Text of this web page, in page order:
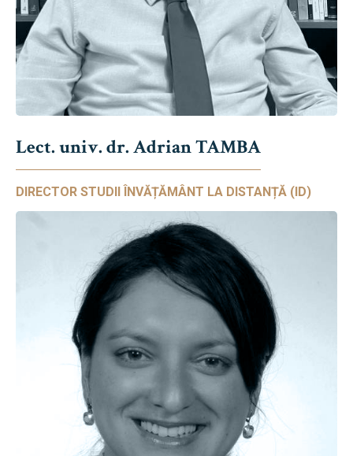
Lect. univ. dr. Adrian TAMBA
DIRECTOR STUDII ÎNVĂȚĂMÂNT LA DISTANȚĂ (ID)